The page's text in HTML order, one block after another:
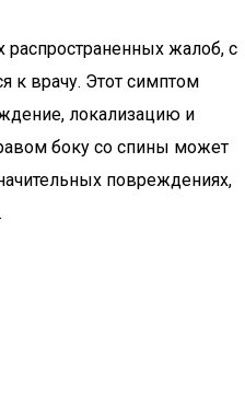
жалоб, с
к врачу. Этот симптом
локализацию и
боку со спины может
повреждениях,